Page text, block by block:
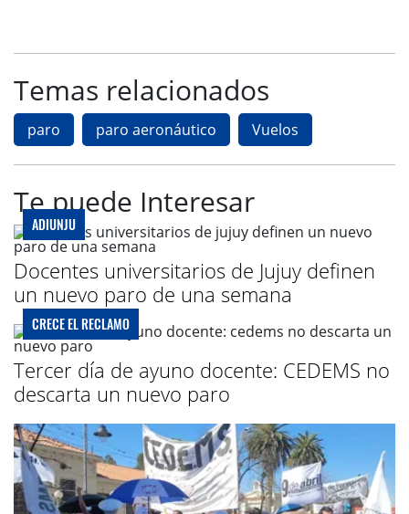
Temas relacionados
paro paro aeronáutico Vuelos
Te puede Interesar
ADIUNJU
Docentes universitarios de Jujuy definen
un nuevo paro de una semana
CRECE EL RECLAMO
Tercer día de ayuno docente: CEDEMS no
descarta un nuevo paro